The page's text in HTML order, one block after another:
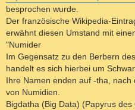
besprochen wurde.
Der französische Wikipedia-
erwähnt diesen Umstand mit
"Numider
Im Gegensatz zu den Berbern
handelt es sich hierbei um
Ihre Namen enden auf -tha,
von Numidien.
Bigdatha (Big Data) (Papyrus